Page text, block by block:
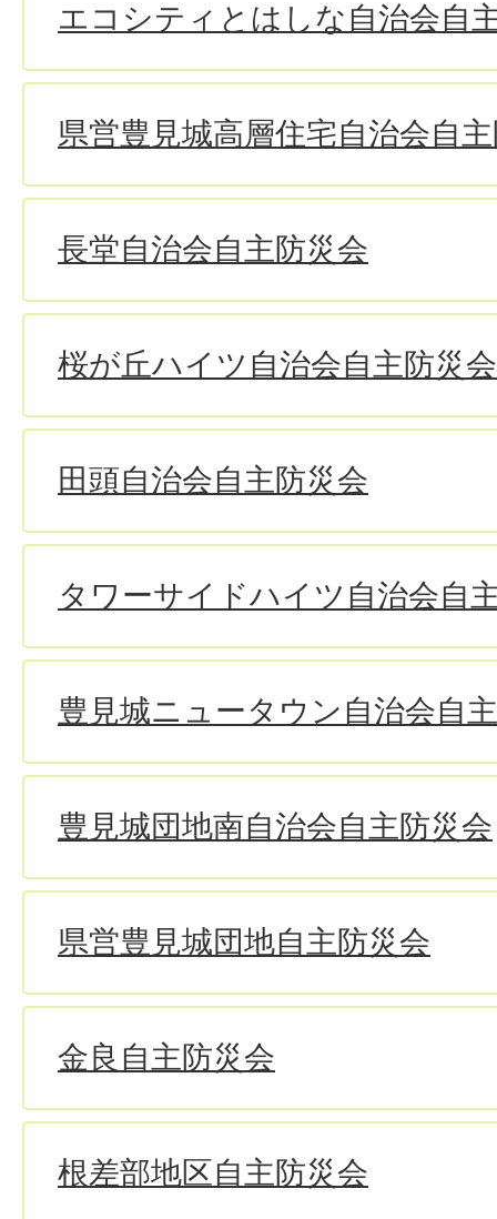
エコシティとはしな自治会自
県営豊見城高層住宅自治会自
長堂自治会自主防災会
桜が丘ハイツ自治会自主防災会
田頭自治会自主防災会
タワーサイドハイツ自治会自
豊見城ニュータウン自治会自
豊見城団地南自治会自主防災会
県営豊見城団地自主防災会
金良自主防災会
根差部地区自主防災会